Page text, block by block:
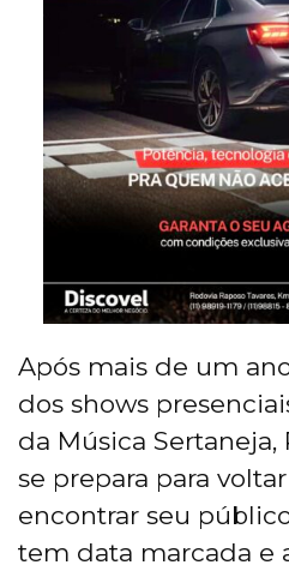
Após mais de um
dos shows
da Música Sertaneja,
se prepara para
encontrar seu
tem data marcada e